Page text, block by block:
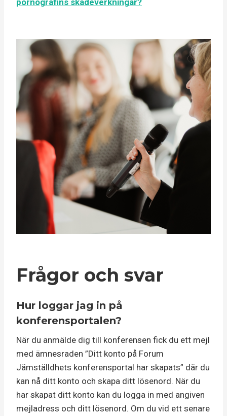
Frågor och svar
Hur loggar jag in på
konferensportalen?
När du anmälde dig till konferensen fick du ett mejl
med ämnesraden ”Ditt konto på Forum
Jämställdhets konferensportal har skapats” där du
kan nå ditt konto och skapa ditt lösenord. När du
har skapat ditt konto kan du logga in med angiven
mejladress och ditt lösenord. Om du vid ett senare